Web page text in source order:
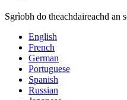
Sgrìobh do theachdaireachd an
English
French
German
Portuguese
Spanish
Russian